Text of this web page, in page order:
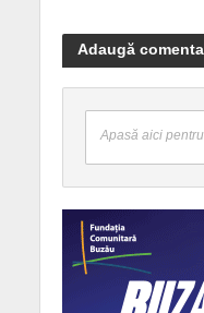
Adaugă
Apasă aici